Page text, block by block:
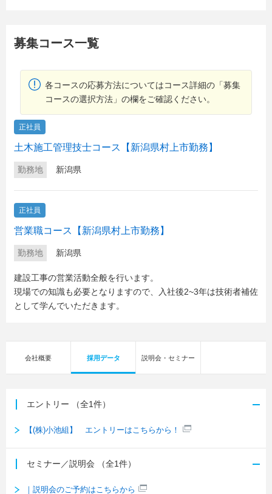
募集コース一覧
各コースの応募方法についてはコース詳細の「募集
コースの選択方法」の欄をご確認ください。
正社員
土木施工管理技士コース【新潟県村上市勤務】
勤務地 新潟県
正社員
営業職コース【新潟県村上市勤務】
勤務地 新潟県
建設工事の営業活動全般を行います。
現場での知識も必要となりますので、入社後2~3年は技術者補佐
として学んでいただきます。
会社概要 採用データ 説明会・セミナー
エントリー （全1件）
【(株)小池組】 エントリーはこちらから！
セミナー／説明会 （全1件）
｜説明会のご予約はこちらから